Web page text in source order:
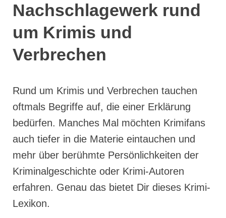
Nachschlagewerk rund
um Krimis und
Verbrechen
Rund um Krimis und Verbrechen tauchen
oftmals Begriffe auf, die einer Erklärung
bedürfen. Manches Mal möchten Krimifans
auch tiefer in die Materie eintauchen und
mehr über berühmte Persönlichkeiten der
Kriminalgeschichte oder Krimi-Autoren
erfahren. Genau das bietet Dir dieses Krimi-
Lexikon.